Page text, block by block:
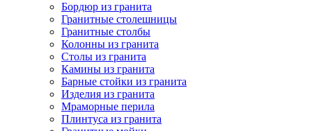
Бордюр из гранита
Гранитные столешницы
Гранитные столбы
Колонны из гранита
Столы из гранита
Камины из гранита
Барные стойки из гранита
Изделия из гранита
Мраморные перила
Плинтуса из гранита